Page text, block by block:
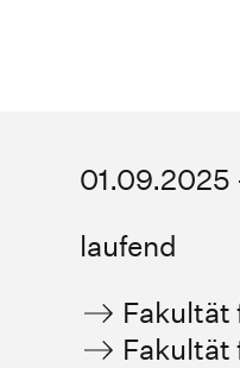
01.09.2025
laufend
Fakultät
Fakultät